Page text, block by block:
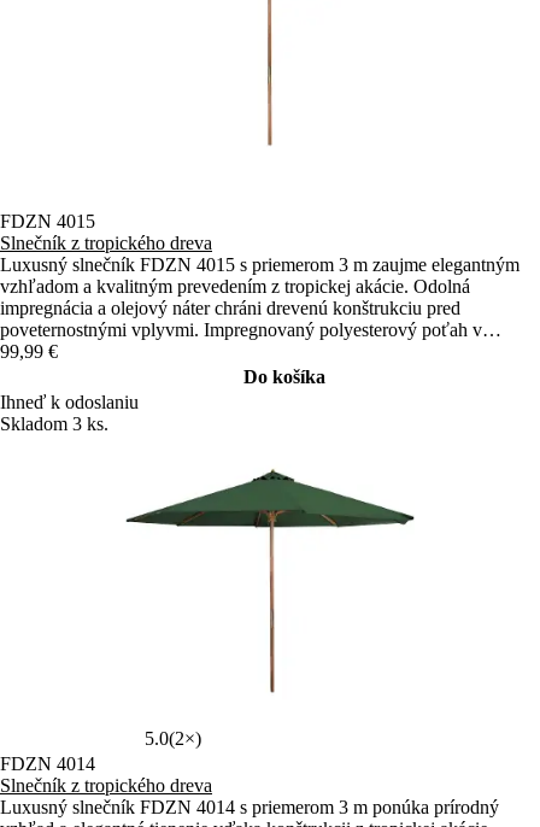
FDZN 4015
Slnečník z tropického dreva
Luxusný slnečník FDZN 4015 s priemerom 3 m zaujme elegantným
vzhľadom a kvalitným prevedením z tropickej akácie. Odolná
impregnácia a olejový náter chráni drevenú konštrukciu pred
poveternostnými vplyvmi. Impregnovaný polyesterový poťah v
krémovej farbe poskytuje spoľahlivú ochranu pred slnkom aj
99,99 €
Do košíka
Ihneď k odoslaniu
Skladom 3 ks.
5.0(2×)
FDZN 4014
Slnečník z tropického dreva
Luxusný slnečník FDZN 4014 s priemerom 3 m ponúka prírodný